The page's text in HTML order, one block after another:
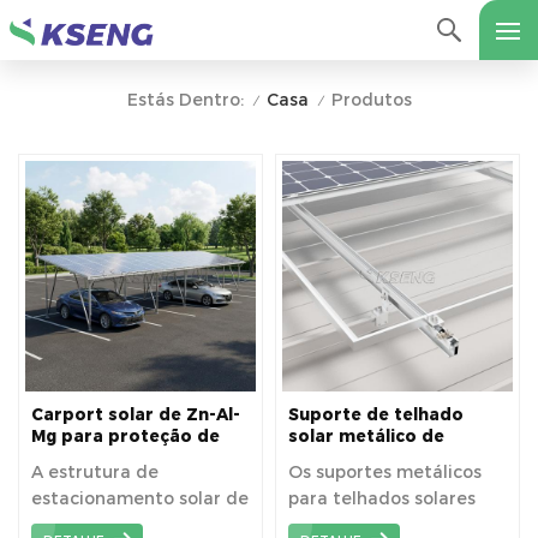
Estás Dentro: / Casa / Produtos
Carport solar de Zn-Al-
Mg para proteção de
externo e geração de
energia solar
A estrutura de
estacionamento solar de
aço revestido com Zn-Al-
Suporte de telhado
solar metálico de
durabilidade e
instalação segura de
painéis
Os suportes metálicos
para telhados solares
são soluções de